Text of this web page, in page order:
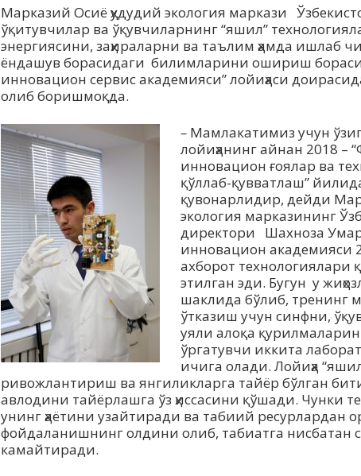
Марказий Осиё ҳудудий экология маркази
ўқитувчилар ва ўқувчиларнинг “яшил”
энергиясини, заҳираларни ва таълим ҳамда ишлаб
ёндашув борасидаги билимларини ошириш
инновацион сервис академияси” лойиҳаси
олиб боришмоқда.
– Мамлакатимиз учун
лойиҳанинг айнан 2018 –
инновацион ғоялар ва
қўллаб-қувватлаш”
қувонарлидир, дейди
экология марказининг
директори Шахноза
инновацион академияси
ахборот технологиялари
этилган эди. Бугун у
шаклида бўлиб, тренинг
ўтказиш учун синфни,
уяли алоқа
ўргатувчи иккита
ичига олади. Лойиҳа
ривожлантириш ва янгиликларга тайёр бўлган
авлодини тайёрлашга ўз ҳиссасини қўшади. Чунки
унинг ҳаётини узайтиради ва табиий ресурлардан
фойдаланишнинг олдини олиб, табиатга нисбатан
камайтиради.